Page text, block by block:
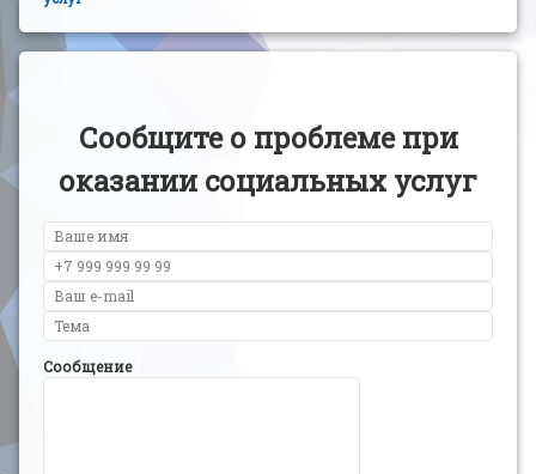
Сообщите о проблеме при
оказании социальных услуг
Сообщение